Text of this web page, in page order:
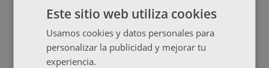
Este sitio web utiliza cookies
Usamos cookies y datos personales para
personalizar la publicidad y mejorar tu
experiencia.